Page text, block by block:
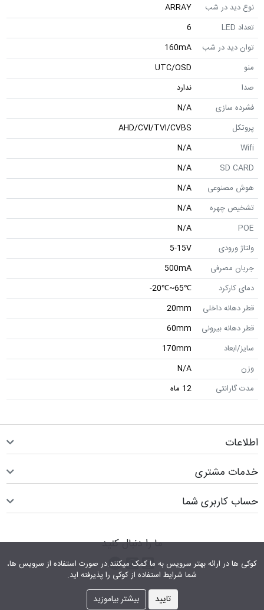
کوکی ها در ارائه بهتر سرویس‎ به ما کمک می‎کنند.در صورت استفاده از سرویس ها،
شما شرایط استفاده از کوکی را پذیرفته اید.
تایید بیشتر بیاموزید
نوع دید در شب
ARRAY
تعداد LED
6
توان دید در شب
160mA
منو
UTC/OSD
صدا
ندارد
فشرده سازی
N/A
پروتکل
AHD/CVI/TVI/CVBS
Wifi
N/A
SD CARD
N/A
هوش مصنوعی
N/A
تشخیص چهره
N/A
POE
N/A
ولتاژ ورودی
5-15V
جریان مصرفی
500mA
دمای کارکرد
℃65~℃20-
قطر دهانه داخلی
20mm
قطر دهانه بیرونی
60mm
سایز/ابعاد
170mm
وزن
N/A
مدت گارانتی
12 ماه
اطلاعات
خدمات مشتری
حساب کاربری شما
ما را دنبال کنید
اینستاگرام
پیام رسان واتس اپ
کانال تلگرام